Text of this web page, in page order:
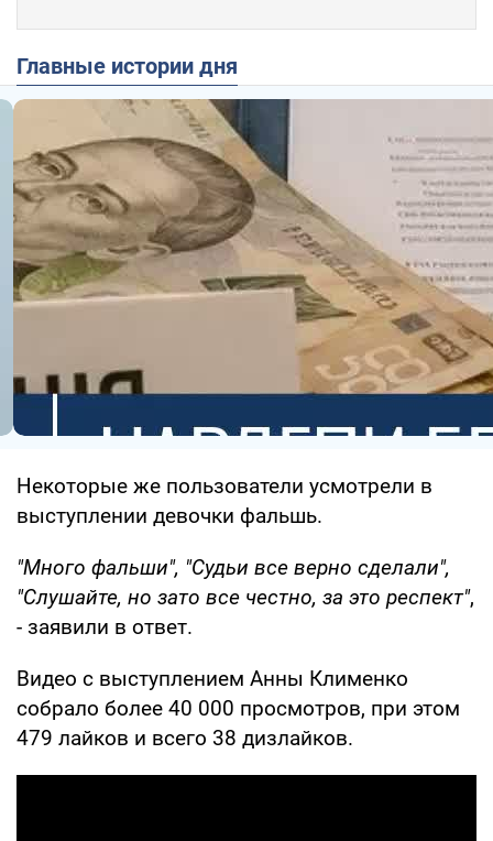
Главные истории дня
Некоторые же пользователи усмотрели в
выступлении девочки фальшь.
"Много фальши", "Судьи все верно сделали",
"Слушайте, но зато все честно, за это респект ",
- заявили в ответ.
Видео с выступлением Анны Клименко
собрало более 40 000 просмотров, при этом
479 лайков и всего 38 дизлайков.